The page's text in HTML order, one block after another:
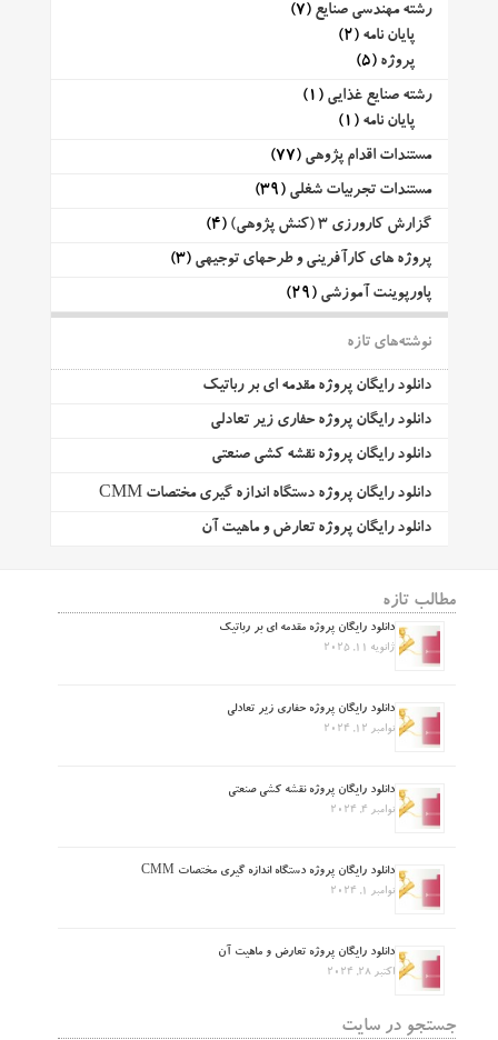
رشته مهندسی صنایع (7)
پایان نامه (2)
پروژه (5)
رشته صنایع غذایی (1)
پایان نامه (1)
مستندات اقدام پژوهی (77)
مستندات تجربیات شغلی (39)
گزارش کارورزی 3 (کنش پژوهی)
(4)
پروژه های کارآفرینی و طرحهای توجیهی (3)
پاورپوینت آموزشی (29)
نوشته‌های تازه
دانلود رایگان پروژه مقدمه ای بر رباتیک
دانلود رایگان پروژه حفاری زیر تعادلی
دانلود رایگان پروژه نقشه کشی صنعتی
دانلود رایگان پروژه دستگاه اندازه گیری مختصات CMM
دانلود رایگان پروژه تعارض و ماهیت آن
مطالب تازه
دانلود رایگان پروژه مقدمه ای بر رباتیک
ژانویه 11, 2025
دانلود رایگان پروژه حفاری زیر تعادلی
نوامبر 12, 2024
دانلود رایگان پروژه نقشه کشی صنعتی
نوامبر 4, 2024
دانلود رایگان پروژه دستگاه اندازه گیری مختصات CMM
نوامبر 1, 2024
دانلود رایگان پروژه تعارض و ماهیت آن
اکتبر 28, 2024
جستجو در سایت